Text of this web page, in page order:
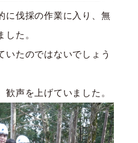
に伐採の作業に入り、無
た。
いたのではないでしょう
歓声を上げていました。